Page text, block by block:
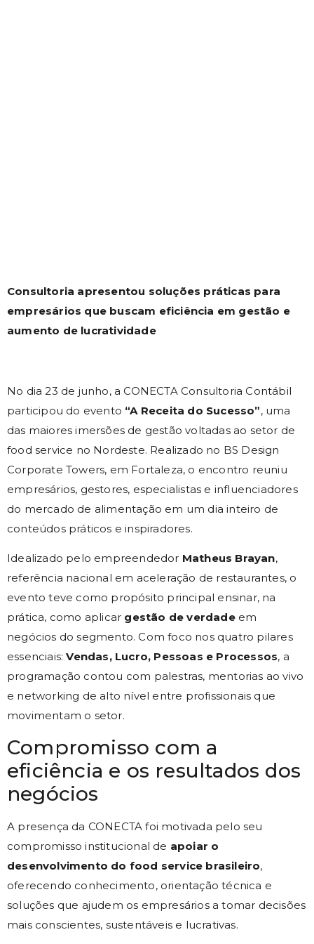
Consultoria apresentou soluções práticas para
empresários que buscam eficiência em gestão e
aumento de lucratividade
No dia 23 de junho, a CONECTA Consultoria Contábil
participou do evento “A Receita do Sucesso”, uma
das maiores imersões de gestão voltadas ao setor de
food service no Nordeste. Realizado no BS Design
Corporate Towers, em Fortaleza, o encontro reuniu
empresários, gestores, especialistas e influenciadores
do mercado de alimentação em um dia inteiro de
conteúdos práticos e inspiradores.
Idealizado pelo empreendedor Matheus Brayan,
referência nacional em aceleração de restaurantes, o
evento teve como propósito principal ensinar, na
prática, como aplicar gestão de verdadeem
negócios do segmento. Com foco nos quatro pilares
essenciais:Vendas, Lucro, Pessoas e Processos, a
programação contou com palestras, mentorias ao vivo
e networking de alto nível entre profissionais que
movimentam o setor.
Compromisso com a
eficiência e os resultados dos
negócios
A presença da CONECTA foi motivada pelo seu
compromisso institucional de apoiar o
desenvolvimento do food service brasileiro,
oferecendo conhecimento, orientação técnica e
soluções que ajudem os empresários a tomar decisões
mais conscientes, sustentáveis e lucrativas.